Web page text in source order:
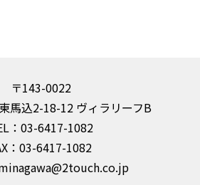
〒143-0022
馬込2-18-12 ヴィラリーフB
：03-6417-1082
：03-6417-1082